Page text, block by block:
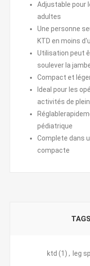
Adjustable pour
adultes
Une personne
KTD en moins
Utilisation peut
soulever la
Compact et
Ideal pour les
activités de plein
pédiatrique
Complete dans
compacte
ktd (1) , leg